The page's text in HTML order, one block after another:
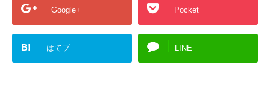
Google+ Pocket
B! はてブ LINE